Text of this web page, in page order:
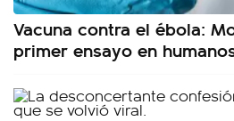
Vacuna contra el ébola:
primer ensayo en